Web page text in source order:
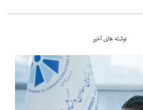
نوشته های اخیر